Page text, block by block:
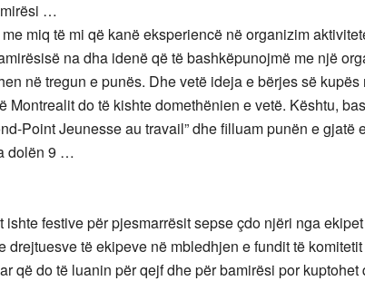
…
miq të mi që kanë eksperiencë në organizim
na dha idenë që të bashkëpunojmë me një
në tregun e punës. Dhe vetë ideja e bërjes së
Montrealit do të kishte domethënien e vetë. Kështu,
Point Jeunesse au travail” dhe filluam punën e gjatë
dolën 9 …
ishte festive për pjesmarrësit sepse çdo njëri nga
drejtuesve të ekipeve në mbledhjen e fundit të
që do të luanin për qejf dhe për bamirësi por